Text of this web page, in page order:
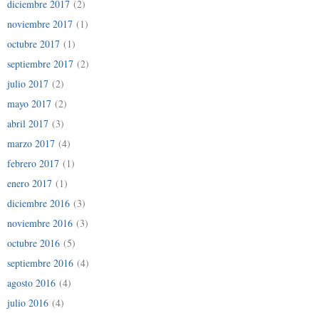
diciembre 2017 (2)
noviembre 2017 (1)
octubre 2017 (1)
septiembre 2017 (2)
julio 2017 (2)
mayo 2017 (2)
abril 2017 (3)
marzo 2017 (4)
febrero 2017 (1)
enero 2017 (1)
diciembre 2016 (3)
noviembre 2016 (3)
octubre 2016 (5)
septiembre 2016 (4)
agosto 2016 (4)
julio 2016 (4)